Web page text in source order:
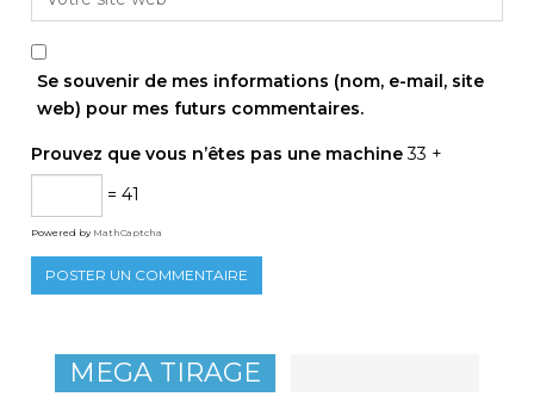
Se souvenir de mes informations (nom, e-mail, site
web) pour mes futurs commentaires.
Prouvez que vous n’êtes pas une machine 33 +
= 41
Powered by MathCaptcha
MEGA TIRAGE